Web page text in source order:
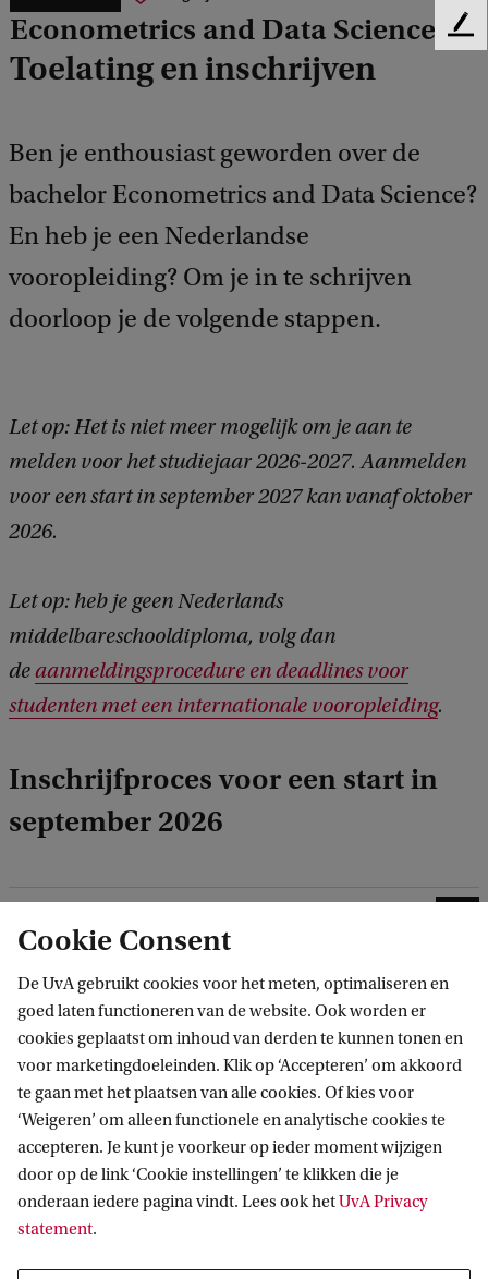
Econometrics and Data Science
Toelating en inschrijven
Ben je enthousiast geworden over de
bachelor Econometrics and Data Science?
En heb je een Nederlandse
vooropleiding? Om je in te schrijven
doorloop je de volgende stappen.
Let op: Het is niet meer mogelijk om je aan te
melden voor het studiejaar 2026-2027. Aanmelden
voor een start in september 2027 kan vanaf oktober
2026.
Let op: heb je geen Nederlands
middelbareschooldiploma, volg dan
deaanmeldingsprocedure en deadlines voor
studenten met een internationale vooropleiding.
Inschrijfproces voor een start in
september 2026
2. Check de toelatingseisen
3. Check het collegegeld en andere
kosten
4. Schrijf je in via Studielink
5. Activeer je UvAnetID
Cookie Consent
De UvA gebruikt cookies voor het meten, optimaliseren en
goed laten functioneren van de website. Ook worden er
cookies geplaatst om inhoud van derden te kunnen tonen en
voor marketingdoeleinden. Klik op ‘Accepteren’ om akkoord
te gaan met het plaatsen van alle cookies. Of kies voor
‘Weigeren’ om alleen functionele en analytische cookies te
accepteren. Je kunt je voorkeur op ieder moment wijzigen
door op de link ‘Cookie instellingen’ te klikken die je
onderaan iedere pagina vindt. Lees ook hetUvA Privacy
statement.
F
k